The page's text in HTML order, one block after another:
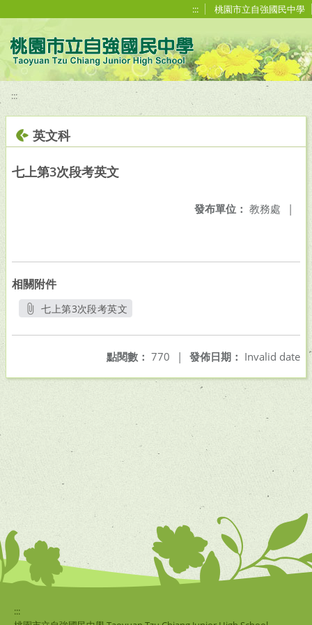
::: 桃園市立自強國民中學
:::
英文科
七上第3次段考英文
發布單位： 教務處 |
相關附件
七上第3次段考英文
發佈日期： Invalid date
點閱數： 770 |
:::